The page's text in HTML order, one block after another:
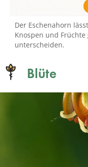
Der Eschenahorn
Knospen und
unterscheiden.
Blüte